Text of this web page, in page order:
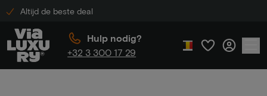
Altijd de beste deal
Hulp nodig?
+32 3 300 17 29